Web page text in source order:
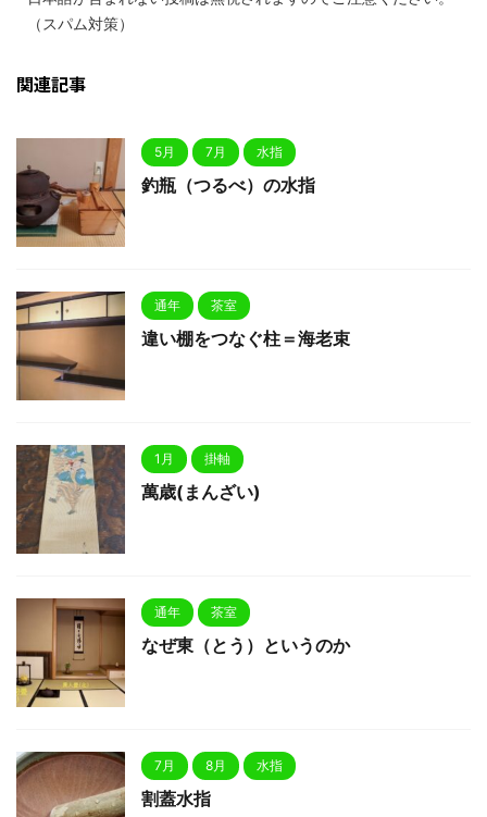
（スパム対策）
関連記事
5月 7月 水指
釣瓶（つるべ）の水指
通年 茶室
違い棚をつなぐ柱＝海老束
1月 掛軸
萬歳(まんざい)
通年 茶室
なぜ東（とう）というのか
7月 8月 水指
割蓋水指